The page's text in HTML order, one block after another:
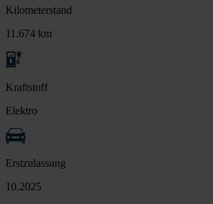
Kilometerstand
11.674 km
Kraftstoff
Elektro
Erstzulassung
10.2025